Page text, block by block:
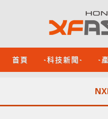
首頁 -科技新聞- -